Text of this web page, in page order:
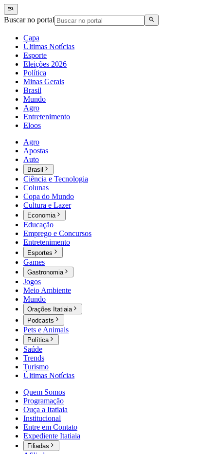
Buscar no portal
Capa
Últimas Notícias
Esporte
Eleições 2026
Política
Minas Gerais
Brasil
Mundo
Agro
Entretenimento
Eloos
Agro
Apostas
Auto
Brasil
Ciência e Tecnologia
Colunas
Copa do Mundo
Cultura e Lazer
Economia
Educação
Emprego e Concursos
Entretenimento
Esportes
Games
Gastronomia
Jogos
Meio Ambiente
Mundo
Orações Itatiaia
Podcasts
Pets e Animais
Política
Saúde
Trends
Turismo
Últimas Notícias
Quem Somos
Programação
Ouça a Itatiaia
Institucional
Entre em Contato
Expediente Itatiaia
Filiadas